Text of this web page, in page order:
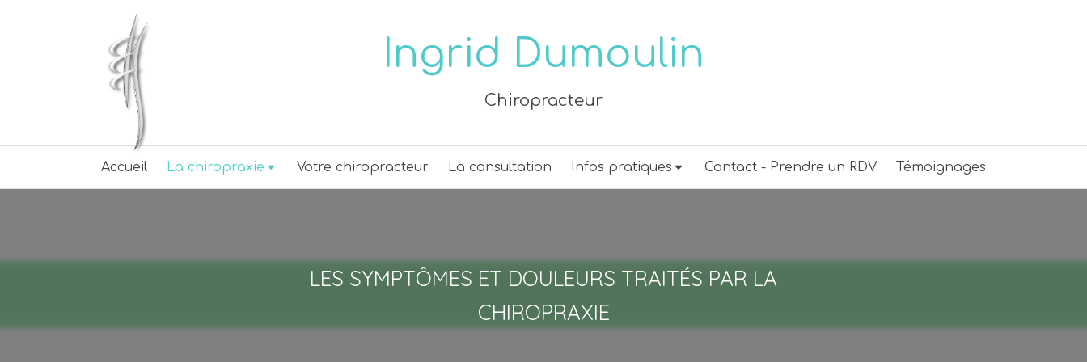
Ingrid Dumoulin
Chiropracteur
Accueil La chiropraxie Votre chiropracteur La consultation Infos pratiques Contact - Prendre un RDV Témoignages
LES SYMPTÔMES ET DOULEURS TRAITÉS PAR LA
CHIROPRAXIE